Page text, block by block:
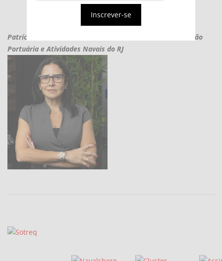
Inscrever-se
Patrícia Seabra é subsecretária da Subsecretaria de Gestão
Portuária e Atividades Navais do RJ